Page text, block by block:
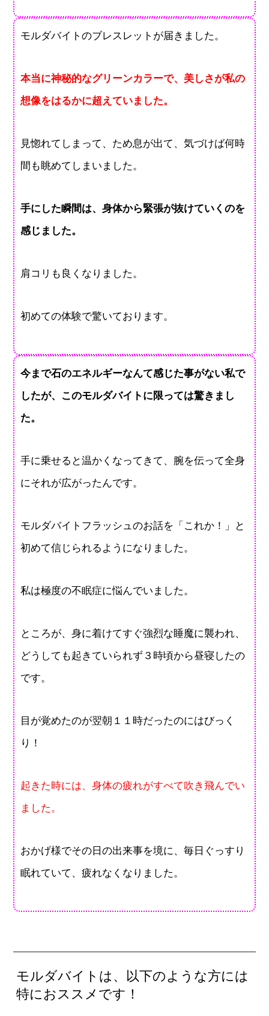
モルダバイトのブレスレットが届きました。
本当に神秘的なグリーンカラーで、美しさが私の
想像をはるかに超えていました。
見惚れてしまって、ため息が出て、気づけば何時
間も眺めてしまいました。
手にした瞬間は、身体から緊張が抜けていくのを
感じました。
肩コリも良くなりました。
初めての体験で驚いております。
今まで石のエネルギーなんて感じた事がない私で
したが、このモルダバイトに限っては驚きまし
た。
手に乗せると温かくなってきて、腕を伝って全身
にそれが広がったんです。
モルダバイトフラッシュのお話を「これか！」と
初めて信じられるようになりました。
私は極度の不眠症に悩んでいました。
ところが、身に着けてすぐ強烈な睡魔に襲われ、
どうしても起きていられず３時頃から昼寝したの
です。
目が覚めたのが翌朝１１時だったのにはびっく
り！
起きた時には、身体の疲れがすべて吹き飛んでい
ました。
おかげ様でその日の出来事を境に、毎日ぐっすり
眠れていて、疲れなくなりました。
モルダバイトは、以下のような方には
特におススメです！